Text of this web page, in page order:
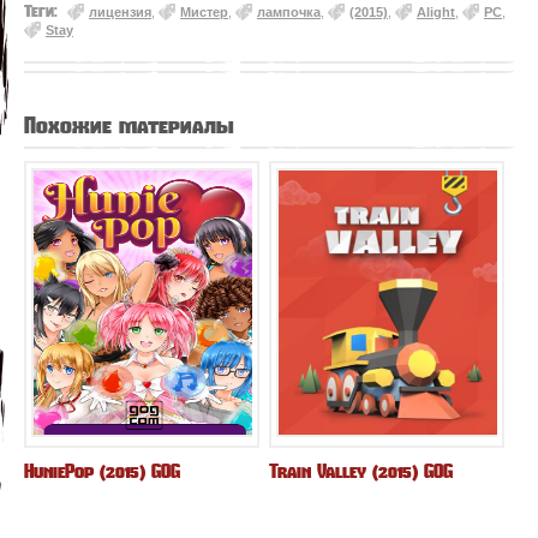
Теги: лицензия Мистер лампочка (2015) Alight PC
Stay
Похожие материалы
HuniePop (2015) GOG Train Valley (2015) GOG